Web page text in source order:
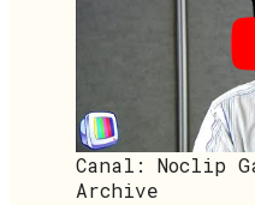
Canal: Noclip
Archive